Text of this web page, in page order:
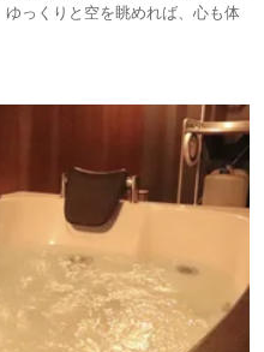
っくりと空を眺めれば、心も体